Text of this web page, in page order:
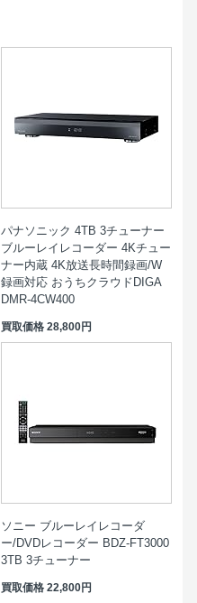
パナソニック 4TB 3チューナー
ブルーレイレコーダー 4Kチュー
ナー内蔵 4K放送長時間録画/W
録画対応 おうちクラウドDIGA
DMR-4CW400
買取価格28,800円
ソニー ブルーレイレコーダ
ー/DVDレコーダー BDZ-FT3000
3TB 3チューナー
買取価格22,800円